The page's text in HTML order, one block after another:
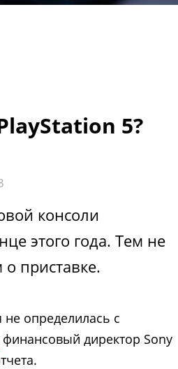
5?
консоли
этого года. Тем не
приставке.
определилась с
финансовый директор Sony